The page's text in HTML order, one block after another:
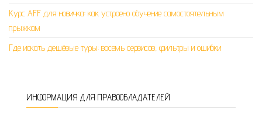
Курс AFF для новичка: как устроено обучение самостоятельным
прыжкам
Где искать дешёвые туры: восемь сервисов, фильтры и ошибки
ИНФОРМАЦИЯ ДЛЯ ПРАВООБЛАДАТЕЛЕЙ